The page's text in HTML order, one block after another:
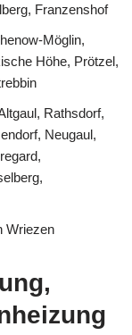
Franzenshof
Möglin,
Höhe, Prötzel,
Rathsdorf,
Neugaul,
Wriezen